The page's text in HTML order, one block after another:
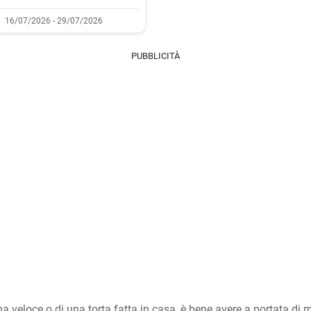
16/07/2026 - 29/07/2026
PUBBLICITÀ